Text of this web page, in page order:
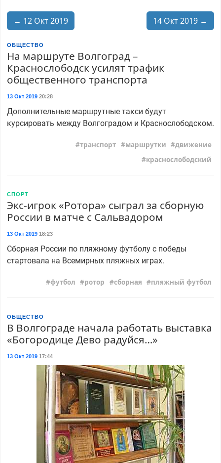
← 12 Окт 2019 14 Окт 2019 →
ОБЩЕСТВО
На маршруте Волгоград –
Краснослободск усилят трафик
общественного транспорта
13 Окт 201920:28
Дополнительные маршрутные такси будут
курсировать между Волгоградом и Краснослободском.
транспорт маршрутки
движение
краснослободский
СПОРТ
Экс-игрок «Ротора» сыграл за сборную
России в матче с Сальвадором
13 Окт 201918:23
Сборная России по пляжному футболу с победы
стартовала на Всемирных пляжных играх.
футбол ротор сборная пляжный футбол
ОБЩЕСТВО
В Волгограде начала работать выставка
«Богородице Дево радуйся…»
13 Окт 201917:44